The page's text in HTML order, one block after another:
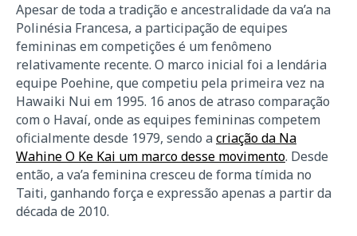
Apesar de toda a tradição e ancestralidade da va’a na
Polinésia Francesa, a participação de equipes
femininas em competições é um fenômeno
relativamente recente. O marco inicial foi a lendária
equipe Poehine, que competiu pela primeira vez na
Hawaiki Nui em 1995. 16 anos de atraso comparação
com o Havaí, onde as equipes femininas competem
oficialmente desde 1979, sendo acriação da Na
Wahine O Ke Kai um marco desse movimento. Desde
então, a va’a feminina cresceu de forma tímida no
Taiti, ganhando força e expressão apenas a partir da
década de 2010.